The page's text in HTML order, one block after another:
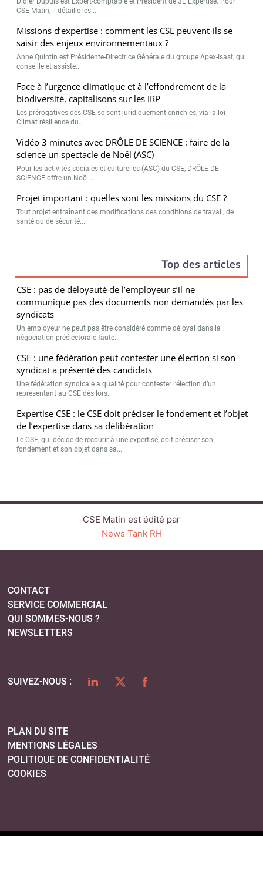
CSE Matin, il détaille les...
Missions d’expertise : comment les CSE peuvent-ils se
saisir des enjeux environnementaux ?
Anne Quintin est Présidente-Directrice Générale du groupe Apex-Isast, qui
conseille et assiste...
Face à l’urgence climatique et à l’effondrement de la
biodiversité, capitalisons sur les IRP
Les prérogatives des CSE se sont juridiquement enrichies, via la loi
Climat résilience du...
Vidéo 3 minutes avec DRÔLE DE SCIENCE : faire de la
science un spectacle de Noël (ASC)
Pour les activités sociales et culturelles (ASC) du CSE, DRÔLE DE
SCIENCE offre un Noël...
Projet important : quelles sont les missions du CSE ?
Tout projet entraînant des modifications des conditions de travail, de
santé ou de sécurité...
Top des articles
CSE : pas de déloyauté de l’employeur s’il ne
communique pas des documents non demandés par les
syndicats
Un employeur ne peut pas être considéré comme déloyal dans la
négociation préélectorale faute...
CSE : une fédération peut contester une élection si son
syndicat a présenté des candidats
Une fédération syndicale a qualité pour contester l’élection d’un
représentant au CSE dès lors...
Expertise CSE : le CSE doit préciser le fondement et l’objet
de l’expertise dans sa délibération
Le CSE, qui décide de recourir à une expertise, doit préciser son
fondement et son objet dans sa...
CSE Matin est édité par
News Tank RH
CONTACT
SERVICE COMMERCIAL
QUI SOMMES-NOUS ?
NEWSLETTERS
SUIVEZ-NOUS : LINKEDINTWITTERFACEBOOK
PLAN DU SITE
MENTIONS LÉGALES
POLITIQUE DE CONFIDENTIALITÉ
COOKIES